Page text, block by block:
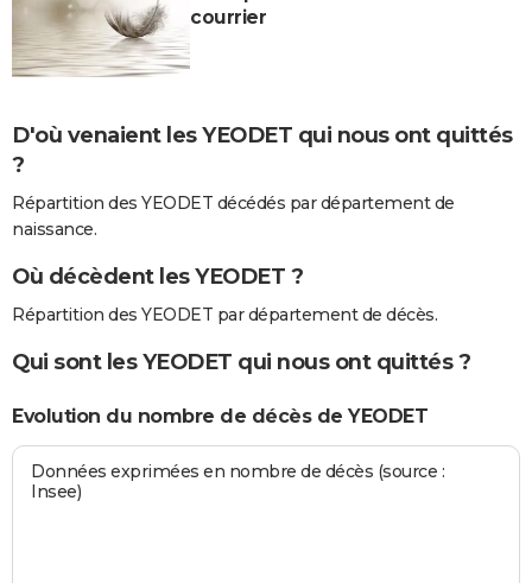
courrier
D'où venaient les YEODET qui nous ont quittés
?
Répartition des YEODET décédés par département de
naissance.
Où décèdent les YEODET ?
Répartition des YEODET par département de décès.
Qui sont les YEODET qui nous ont quittés ?
Evolution du nombre de décès de YEODET
Données exprimées en nombre de décès (source :
Insee)